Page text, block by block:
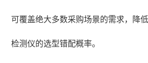
可覆盖绝大多数采购场景的需求，降
检测仪的选型错配概率。